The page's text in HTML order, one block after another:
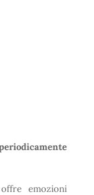
emozioni